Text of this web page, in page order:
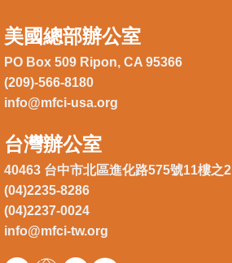
美國總部辦公室
PO Box 509 Ripon, CA 95366
(209)-566-8180
info@mfci-usa.org
台灣辦公室
40463 台中市北區進化路575號11樓之2
(04)2235-8286
(04)2237-0024
info@mfci-tw.org